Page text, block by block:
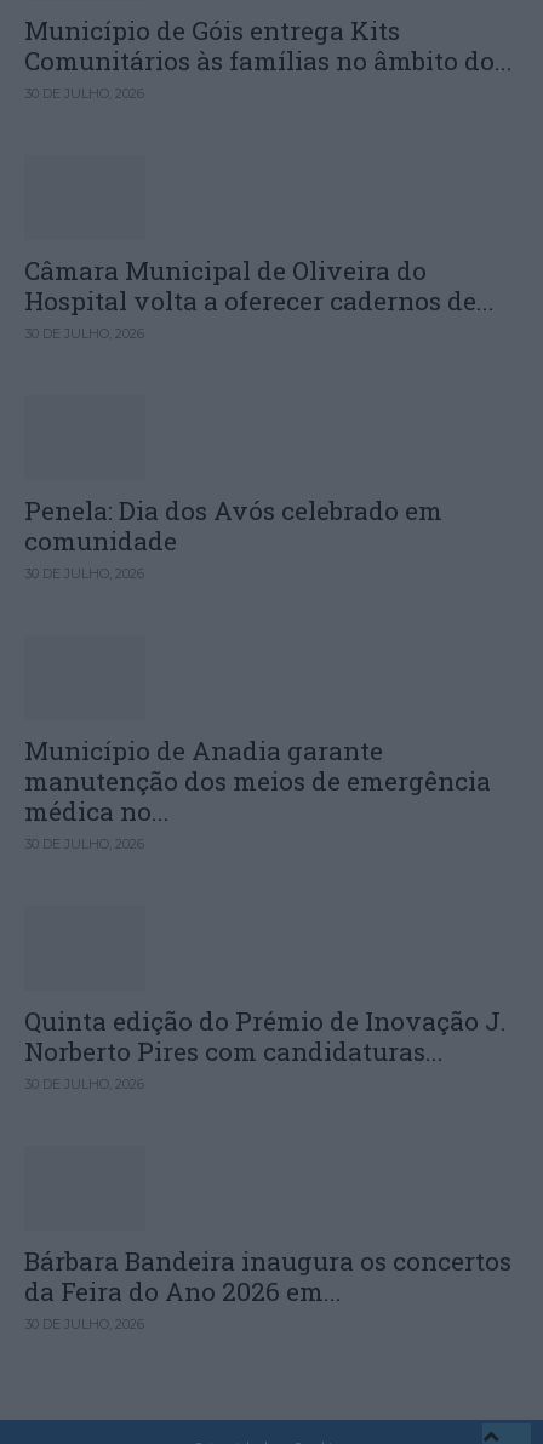
Município de Góis entrega Kits
Comunitários às famílias no âmbito do...
30 DE JULHO, 2026
Câmara Municipal de Oliveira do
Hospital volta a oferecer cadernos de...
30 DE JULHO, 2026
Penela: Dia dos Avós celebrado em
comunidade
30 DE JULHO, 2026
Município de Anadia garante
manutenção dos meios de emergência
médica no...
30 DE JULHO, 2026
Quinta edição do Prémio de Inovação J.
Norberto Pires com candidaturas...
30 DE JULHO, 2026
Bárbara Bandeira inaugura os concertos
da Feira do Ano 2026 em...
30 DE JULHO, 2026